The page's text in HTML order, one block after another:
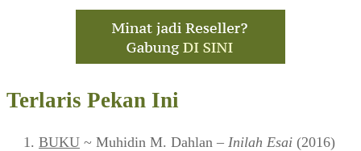
Terlaris Pekan Ini
BUKU ~ Muhidin M. Dahlan – Inilah Esai (2016)